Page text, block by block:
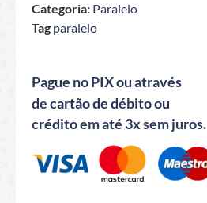
Categoria: Paralelo
Tag paralelo
Pague no PIX ou através
de cartão de débito ou
crédito em até 3x sem juros.